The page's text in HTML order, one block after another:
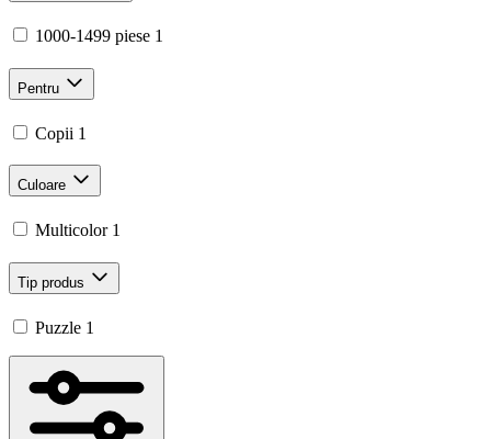
1000-1499 piese 1
Pentru
Copii 1
Culoare
Multicolor 1
Tip produs
Puzzle 1